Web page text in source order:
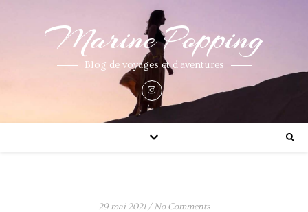
Marine Popping
Blog de voyages et d'aventures
29 mai 2021 / No Comments